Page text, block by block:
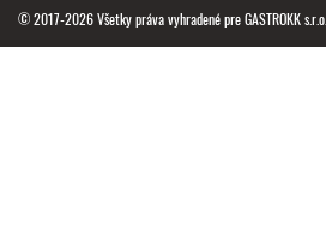
© 2017-2026 Všetky práva vyhradené pre GASTROKK s.r.o.